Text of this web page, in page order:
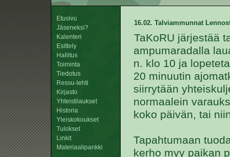
Etusivu
Jäseneksi?
Kalenteri
Esittely
Hallitus
Toiminta
Tiedotus
Ressu-lehti
Kirjasto
Yhteistilaukset
Historia
Yleiskokoukset
Tulokset
Linkit
Materiaalipankki
16.02. Talviammunnat
TaKoRU järjestää
ampumaradalla
n. klo 10 ja
20 minuutin
siirrytään
normaalein
koko päivän, tai
Tapahtumaan
kerho myy paikan